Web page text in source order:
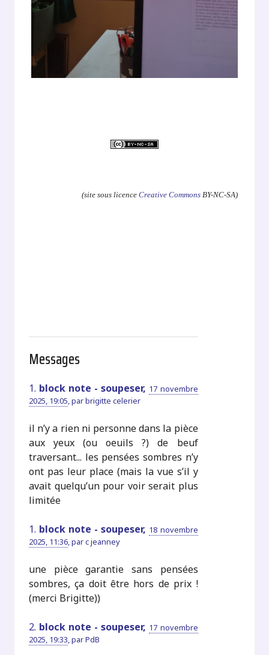
(site sous licence Creative CommonsBY-NC-SA)
Messages
1. block note - soupeser, 17 novembre
2025, 19:05,parbrigitte celerier
il n’y a rien ni personne dans la pièce
aux yeux (ou oeuils ?) de beuf
traversant... les pensées sombres n’y
ont pas leur place (mais la vue s’il y
avait quelqu’un pour voir serait plus
limitée
1. block note - soupeser, 18 novembre
2025, 11:36,parc jeanney
une pièce garantie sans pensées
sombres, ça doit être hors de prix !
(merci Brigitte))
2. block note - soupeser, 17 novembre
2025, 19:33,parPdB